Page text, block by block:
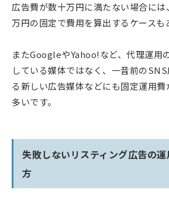
広告費が数十万円に満たない場合に
万円の固定で費用を算出するケースも
またGoogleやYahoo!など、代理運用
している媒体ではなく、一昔前の
る新しい広告媒体などにも固定運用
多いです。
失敗しないリスティング広告の
方